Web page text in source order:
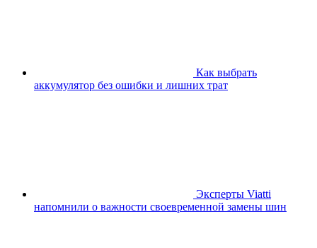
Как выбрать
аккумулятор без ошибки и лишних трат
Эксперты Viatti
напомнили о важности своевременной замены шин